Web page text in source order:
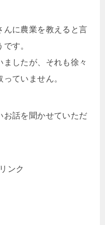
んに農業を教えると言
す。
したが、それも徐々
ていません。
お話を聞かせていただ
ンク